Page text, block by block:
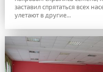
заставил спрятаться всех
улетают в другие...